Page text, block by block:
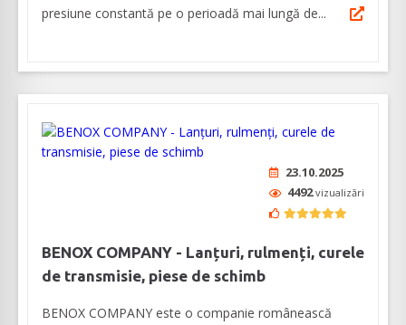
presiune constantă pe o perioadă mai lungă de...
23.10.2025
4492vizualizări
BENOX COMPANY - Lanțuri, rulmenți, curele
de transmisie, piese de schimb
BENOX COMPANY este o companie românească